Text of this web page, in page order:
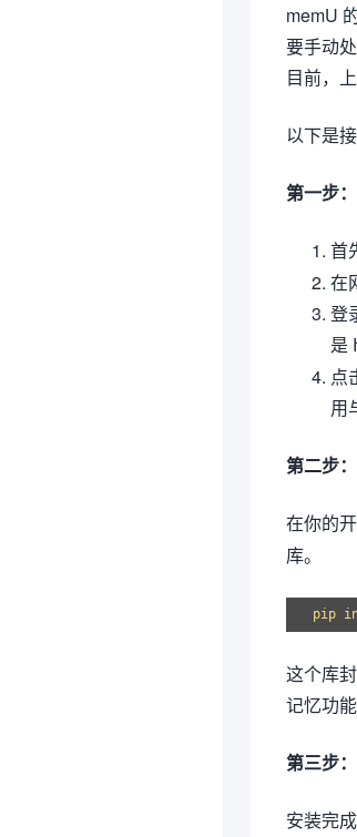
memU
要手动
目前，
以下是
第一步
首
在
登
是
点
用
第二步
在你的
库。
这个库
记忆功能
第三步
安装完